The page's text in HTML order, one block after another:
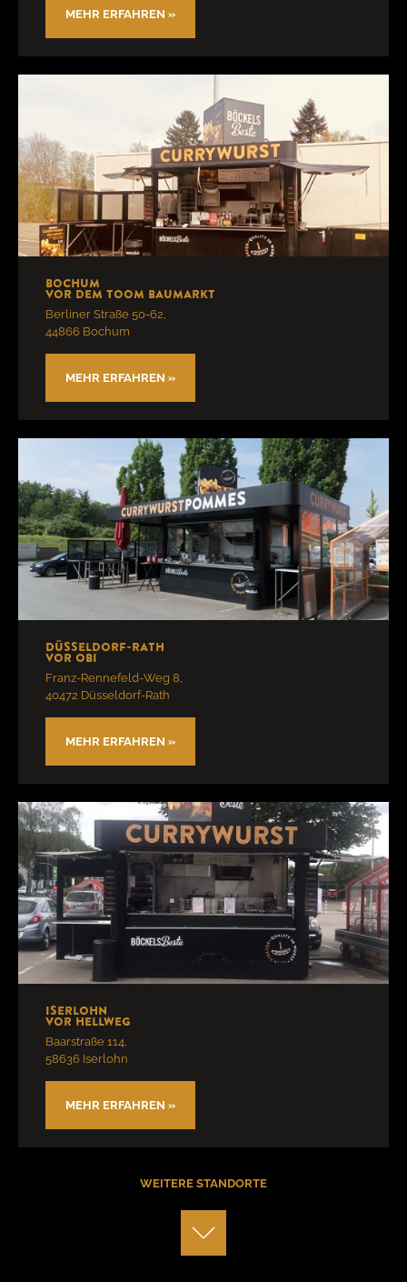
MEHR ERFAHREN »
Bochum
vor dem toom Baumarkt
Berliner Straße 50-62,
44866 Bochum
MEHR ERFAHREN »
Düsseldorf-Rath
vor OBI
Franz-Rennefeld-Weg 8,
40472 Düsseldorf-Rath
MEHR ERFAHREN »
Iserlohn
vor Hellweg
Baarstraße 114,
58636 Iserlohn
MEHR ERFAHREN »
WEITERE STANDORTE